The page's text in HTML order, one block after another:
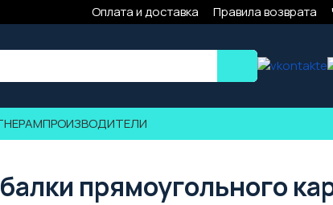
Оплата и доставка Правила возврата
ПРОИЗВОДИТЕЛИ
прямоугольного